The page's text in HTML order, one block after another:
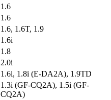
1.6
1.6
1.6, 1.6T, 1.9
1.6i
1.8
2.0i
1.6i, 1.8i (E-DA2A), 1.9TD
1.3i (GF-CQ2A), 1.5i (GF-
CQ2A)